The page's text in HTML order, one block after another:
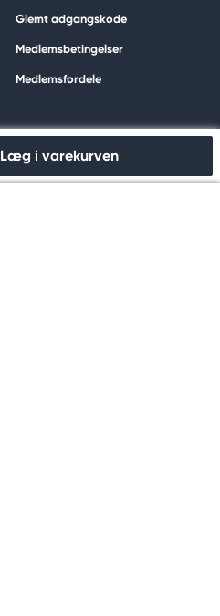
Læg i varekurven
Glemt adgangskode
Medlemsbetingelser
Medlemsfordele
Shopping